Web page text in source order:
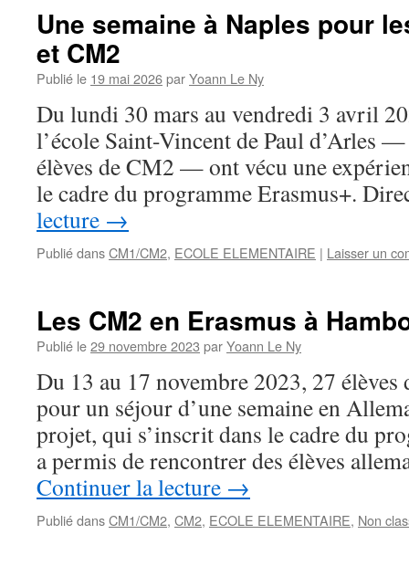
Une semaine à Naples pour
et CM2
Publié le 19 mai 2026parYoann Le Ny
Du lundi 30 mars au vendredi 3 avril
l’école Saint-Vincent de Paul d’Arles
élèves de CM2 — ont vécu une
le cadre du programme Erasmus+.
lecture →
Publié dansCM1/CM2, ECOLE ELEMENTAIRE | Laisser un
Les CM2 en Erasmus à
Publié le29 novembre 2023 parYoann Le Ny
Du 13 au 17 novembre 2023, 27
pour un séjour d’une semaine en
projet, qui s’inscrit dans le cadre du
a permis de rencontrer des élèves
Continuer la lecture →
Publié dansCM1/CM2, CM2, ECOLE ELEMENTAIRE, Non